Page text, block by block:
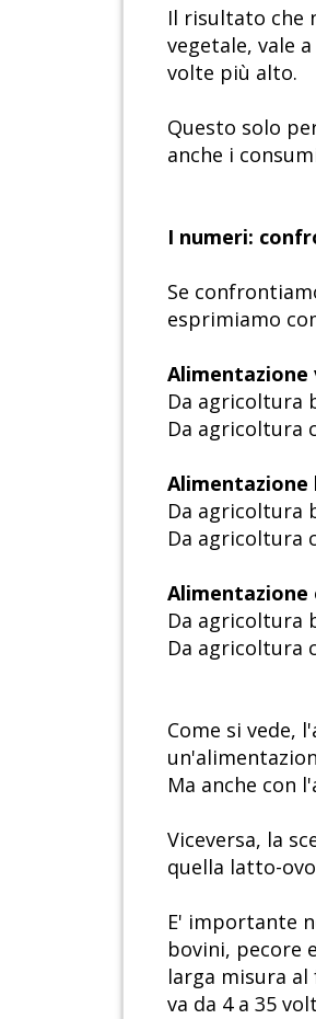
Il risultato che
vegetale, vale
volte più alto.
Questo solo
anche i
I numeri:
Se
esprimiamo
Alimentazione
Da agricoltura
Da agricoltura
Da agricoltura
Da agricoltura
Alimentazione
Da agricoltura
Da agricoltura
Come si vede,
Ma anche con
Viceversa, la
quella latto-
E' importante
bovini, pecore
larga misura
va da 4 a 35